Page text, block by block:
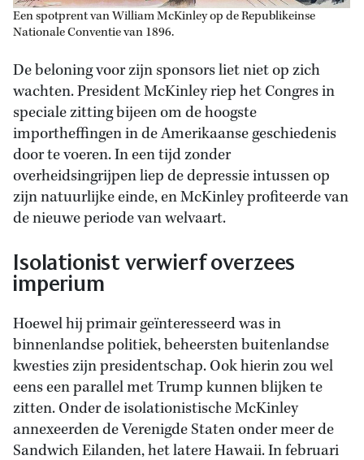
Een spotprent van William McKinley op de Republikeinse
Nationale Conventie van 1896.
De beloning voor zijn sponsors liet niet op zich
wachten. President McKinley riep het Congres in
speciale zitting bijeen om de hoogste
importheffingen in de Amerikaanse geschiedenis
door te voeren. In een tijd zonder
overheidsingrijpen liep de depressie intussen op
zijn natuurlijke einde, en McKinley profiteerde van
de nieuwe periode van welvaart.
Isolationist verwierf overzees
imperium
Hoewel hij primair geïnteresseerd was in
binnenlandse politiek, beheersten buitenlandse
kwesties zijn presidentschap. Ook hierin zou wel
eens een parallel met Trump kunnen blijken te
zitten. Onder de isolationistische McKinley
annexeerden de Verenigde Staten onder meer de
Sandwich Eilanden, het latere Hawaii. In februari